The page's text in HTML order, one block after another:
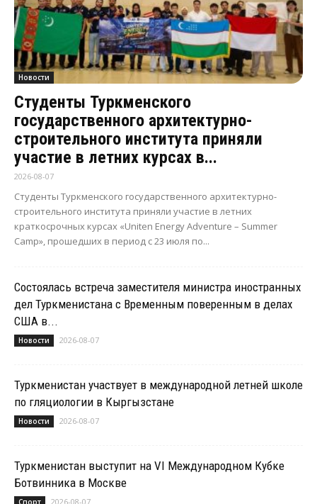
Новости
Студенты Туркменского
государственного архитектурно-
строительного института приняли
участие в летних курсах в...
2026-08-07
Студенты Туркменского государственного архитектурно-
строительного института приняли участие в летних
краткосрочных курсах «Uniten Energy Adventure – Summer
Camp», прошедших в период с 23 июля по...
Состоялась встреча заместителя министра иностранных
дел Туркменистана с Временным поверенным в делах
США в...
Новости 2026-08-07
Туркменистан участвует в международной летней школе
по гляциологии в Кыргызстане
Новости 2026-08-07
Туркменистан выступит на VI Международном Кубке
Ботвинника в Москве
Спорт 2026-08-07